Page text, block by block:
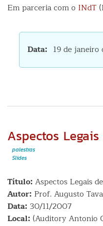
Em parceria com o INdT
Data 19 de
Aspectos
palestras
Slides
Título: Aspectos Legais
Autor: Prof. Augusto
Data: 30/11/2007
Local: (Auditory Antonio